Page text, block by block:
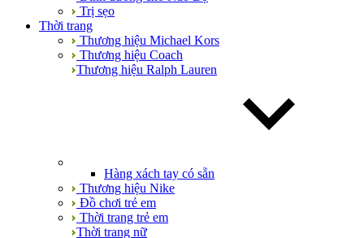
Trị sẹo
Thời trang
Thương hiệu Michael Kors
Thương hiệu Coach
Thương hiệu Ralph Lauren
Hàng xách tay có sẵn
Thương hiệu Nike
Đồ chơi trẻ em
Thời trang trẻ em
Thời trang nữ